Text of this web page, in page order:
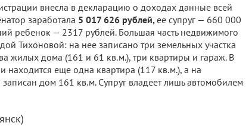
внесла в декларацию о доходах данные всей
заработала 5 017 626 рублей, ее супруг — 660 000
ребенок — 2317 рублей. Большая часть недвижимого
Тихоновой: на нее записано три земельных участка
жилых дома (161 и 61 кв.м.), три квартиры и гараж. В
находится еще одна квартира (117 кв.м.), а на
дом 161 кв.м. Супруг владеет лишь автомобилем